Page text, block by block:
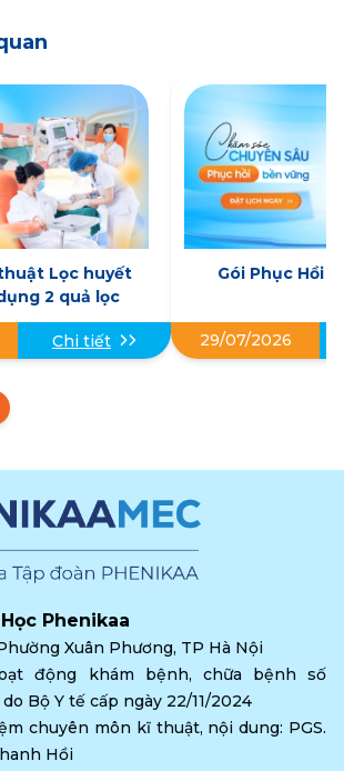
Lọc huyết
2 quả lọc
Chi tiết
Gói Phục Hồi
29/07/2026
Phenikaa
Xuân Phương, TP Hà Nội
động khám bệnh, chữa bệnh số
Bộ Y tế cấp ngày 22/11/2024
chuyên môn kĩ thuật, nội dung: PGS.
Hồi